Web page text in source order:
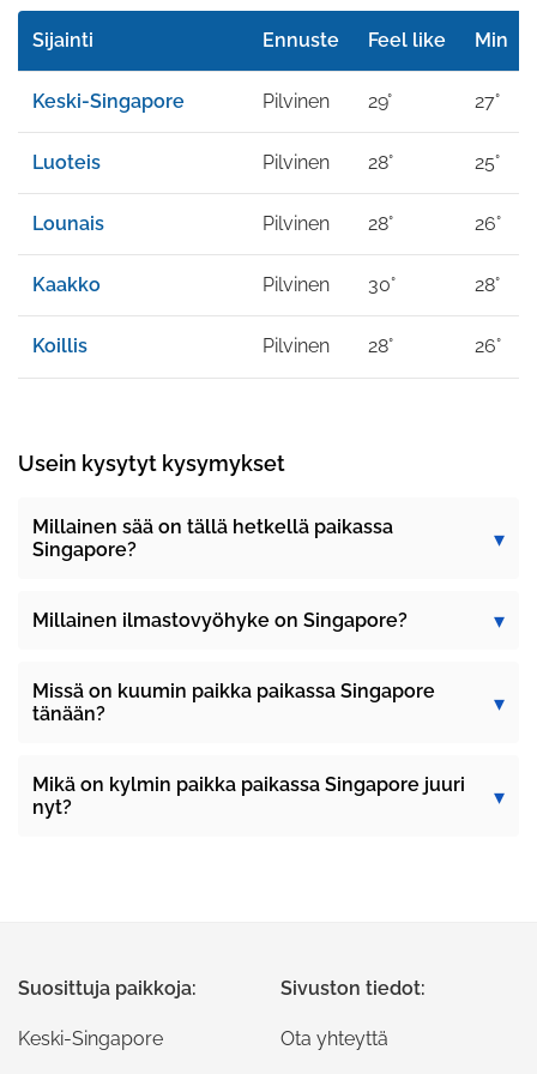
Sijainti Ennuste Feel like Min
Keski-Singapore Pilvinen 29° 27°
Luoteis Pilvinen 28° 25°
Lounais Pilvinen 28° 26°
Kaakko Pilvinen 30° 28°
Koillis Pilvinen 28° 26°
Usein kysytyt kysymykset
Millainen sää on tällä hetkellä paikassa
Singapore?
Millainen ilmastovyöhyke on Singapore?
Missä on kuumin paikka paikassa Singapore
tänään?
Mikä on kylmin paikka paikassa Singapore juuri
nyt?
Suosittuja paikkoja:
Keski-Singapore
Sivuston tiedot:
Ota yhteyttä